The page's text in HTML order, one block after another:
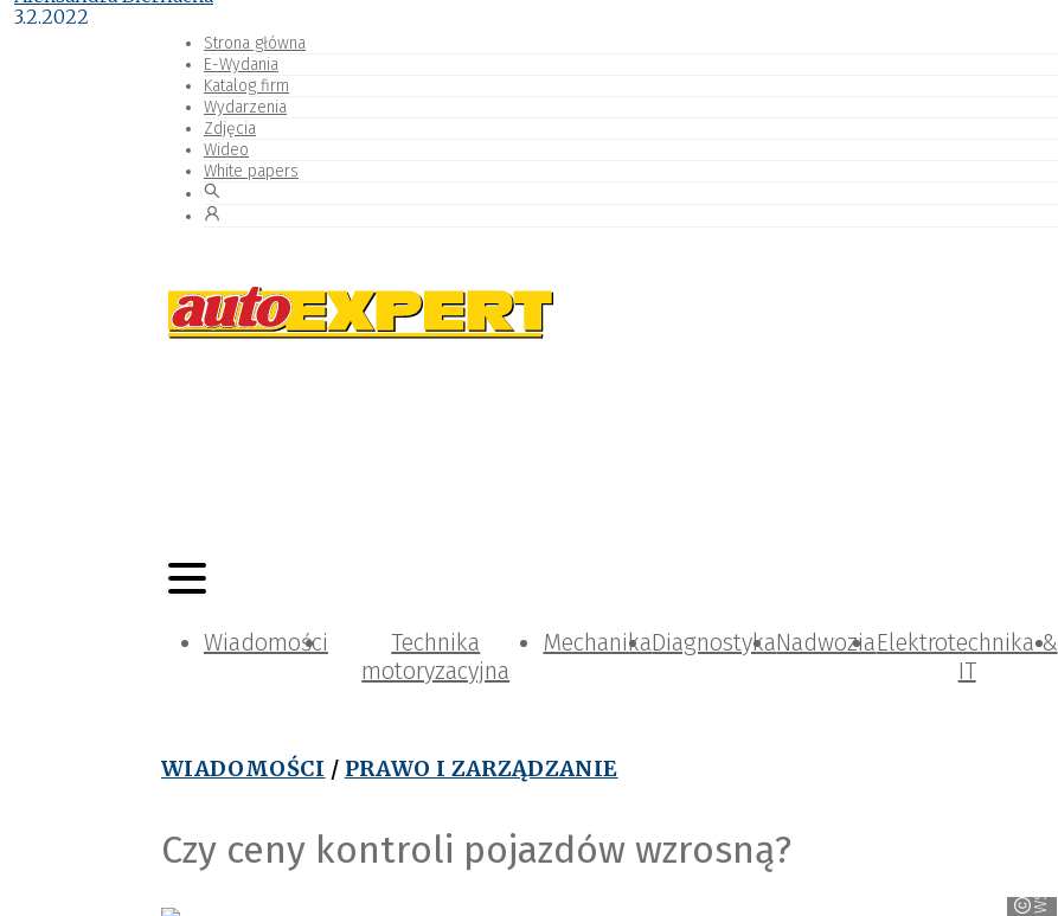
Strona główna
E-Wydania
Katalog firm
Wydarzenia
Zdjęcia
Wideo
White papers
Wiadomości
Technika
motoryzacyjna
MechanikaDiagnostykaNadwoziaElektrotechnika &
IT
WIADOMOŚCI / PRAWO I ZARZĄDZANIE
Czy ceny kontroli pojazdów wzrosną?
WSOP
3.2.2022